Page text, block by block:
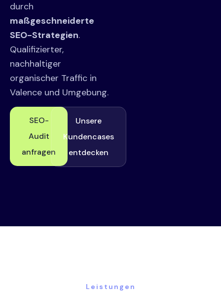
durch
maßgeschneiderte
SEO-Strategien.
Qualifizierter,
nachhaltiger
organischer Traffic in
Valence und Umgebung.
SEO-
Audit
anfragen
Unsere
Kundencases
entdecken
Leistungen